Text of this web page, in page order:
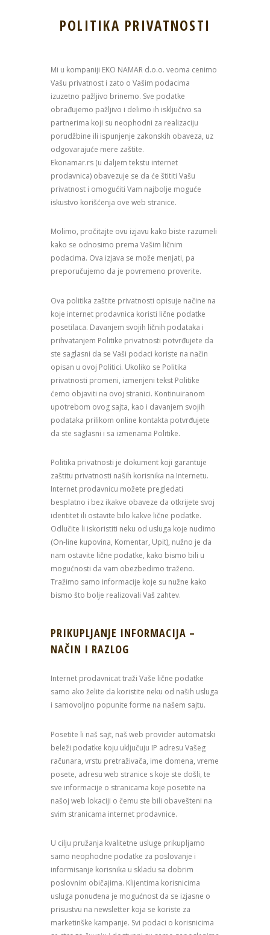
POLITIKA PRIVATNOSTI
Mi u kompaniji EKO NAMAR d.o.o. veoma cenimo
Vašu privatnost i zato o Vašim podacima
izuzetno pažljivo brinemo. Sve podatke
obrađujemo pažljivo i delimo ih isključivo sa
partnerima koji su neophodni za realizaciju
porudžbine ili ispunjenje zakonskih obaveza, uz
odgovarajuće mere zaštite.
Ekonamar.rs (u daljem tekstu internet
prodavnica) obavezuje se da će štititi Vašu
privatnost i omogućiti Vam najbolje moguće
iskustvo korišćenja ove web stranice.
Molimo, pročitajte ovu izjavu kako biste razumeli
kako se odnosimo prema Vašim ličnim
podacima. Ova izjava se može menjati, pa
preporučujemo da je povremeno proverite.
Ova politika zaštite privatnosti opisuje načine na
koje internet prodavnica koristi lične podatke
posetilaca. Davanjem svojih ličnih podataka i
prihvatanjem Politike privatnosti potvrđujete da
ste saglasni da se Vaši podaci koriste na način
opisan u ovoj Politici. Ukoliko se Politika
privatnosti promeni, izmenjeni tekst Politike
ćemo objaviti na ovoj stranici. Kontinuiranom
upotrebom ovog sajta, kao i davanjem svojih
podataka prilikom online kontakta potvrđujete
da ste saglasni i sa izmenama Politike.
Politika privatnosti je dokument koji garantuje
zaštitu privatnosti naših korisnika na Internetu.
Internet prodavnicu možete pregledati
besplatno i bez ikakve obaveze da otkrijete svoj
identitet ili ostavite bilo kakve lične podatke.
Odlučite li iskoristiti neku od usluga koje nudimo
(On-line kupovina, Komentar, Upit), nužno je da
nam ostavite lične podatke, kako bismo bili u
mogućnosti da vam obezbedimo traženo.
Tražimo samo informacije koje su nužne kako
bismo što bolje realizovali Vaš zahtev.
PRIKUPLJANJE INFORMACIJA –
NAČIN I RAZLOG
Internet prodavnicat traži Vaše lične podatke
samo ako želite da koristite neku od naših usluga
i samovoljno popunite forme na našem sajtu.
Posetite li naš sajt, naš web provider automatski
beleži podatke koju uključuju IP adresu Vašeg
računara, vrstu pretraživača, ime domena, vreme
posete, adresu web stranice s koje ste došli, te
sve informacije o stranicama koje posetite na
našoj web lokaciji o čemu ste bili obavešteni na
svim stranicama internet prodavnice.
U cilju pružanja kvalitetne usluge prikupljamo
samo neophodne podatke za poslovanje i
informisanje korisnika u skladu sa dobrim
poslovnim običajima. Klijentima korisnicima
usluga ponuđena je mogućnost da se izjasne o
prisustvu na newsletter koja se koriste za
marketinške kampanje. Svi podaci o korisnicima